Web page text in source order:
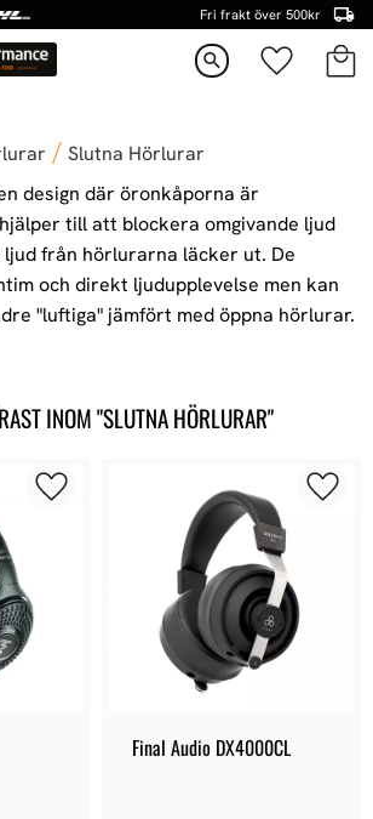
Fri frakt över 500kr
search Favoriter
Slutna Hörlurar
design där öronkåporna är
till att blockera omgivande ljud
från hörlurarna läcker ut. De
och direkt ljudupplevelse men kan
"luftiga" jämfört med öppna hörlurar.
INOM "SLUTNA HÖRLURAR"
Final Audio DX4000CL